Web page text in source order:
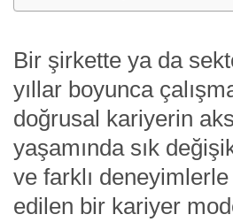
Bir şirkette ya da
yıllar boyunca
doğrusal kariyerin
yaşamında sık
ve farklı
edilen bir kariyer